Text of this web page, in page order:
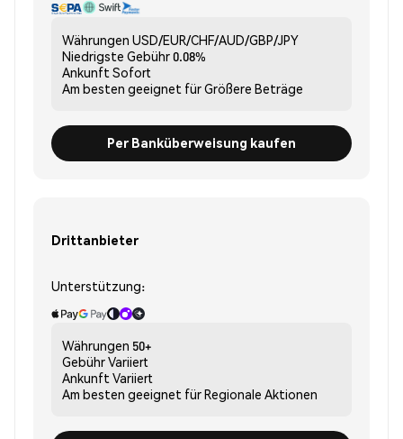
Währungen USD/EUR/CHF/AUD/GBP/JPY
Niedrigste Gebühr0.08%
Ankunft Sofort
Am besten geeignet fürGrößere Beträge
Per Banküberweisung kaufen
Drittanbieter
Unterstützung:
Währungen 50+
GebührVariiert
Ankunft Variiert
Am besten geeignet fürRegionale Aktionen